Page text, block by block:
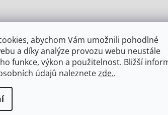
abychom Vám umožnili pohodlné
a díky analýze provozu webu neustále
funkce, výkon a použitelnost. Bližší
údajů naleznetezde..